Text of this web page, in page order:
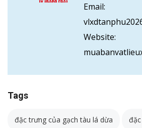
Email:
Website:
Tags
đặc trưng của gạch tàu lá dừa